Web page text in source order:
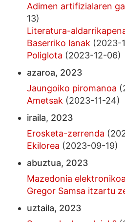
Adimen artifizialaren
13)
Literatura-
Baserriko lanak (2023-
Poliglota (2023-12-06)
azaroa, 2023
Jaungoiko piromanoa
Ametsak (2023-11-24)
iraila, 2023
Erosketa-zerrenda
Ekilorea (2023-09-19)
abuztua, 2023
Mazedonia elektronikoa
Gregor Samsa itzartu
uztaila, 2023